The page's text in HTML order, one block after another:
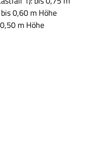
0,60 m Höhe
m Höhe